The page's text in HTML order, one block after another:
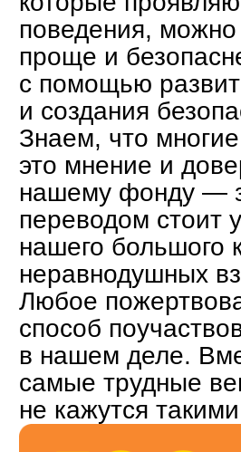
открыто — почитать
подробности можно
в публичных отчётах,
которые мы выпускаем
каждые полгода.
КОНТАКТЫ
ПО ВСЕМ
ВОПРОСАМ:
join@shalash.academy
+7 495 198 18 30
ДЛЯ СМИ: